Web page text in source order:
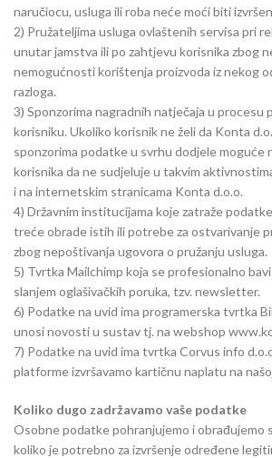
naručiocu, usluga ili roba neće moći biti
2) Pružateljima usluga ovlaštenih servisa pri
unutar jamstva ili po zahtjevu korisnika zbog
nemogućnosti korištenja proizvoda iz nekog
razloga.
3) Sponzorima nagradnih natječaja u procesu
korisniku. Ukoliko korisnik ne želi da Konta
sponzorima podatke u svrhu dodjele moguće
korisnika da ne sudjeluje u takvim
i na internetskim stranicama Konta d.o.o.
4) Državnim institucijama koje zatraže
treće obrade istih ili potrebe za ostvarivanje
zbog nepoštivanja ugovora o pružanju usluga.
5) Tvrtka Mailchimp koja se profesionalno
slanjem oglašivačkih poruka, tzv. newsletter.
6) Podatke na uvid ima programerska tvrtka
unosi novosti u sustav tj. na webshop
7) Podatke na uvid ima tvrtka Corvus info
platforme izvršavamo kartičnu naplatu na
Koliko dugo zadržavamo vaše podatke
Osobne podatke pohranjujemo i obrađujemo
koliko je potrebno za izvršenje određene